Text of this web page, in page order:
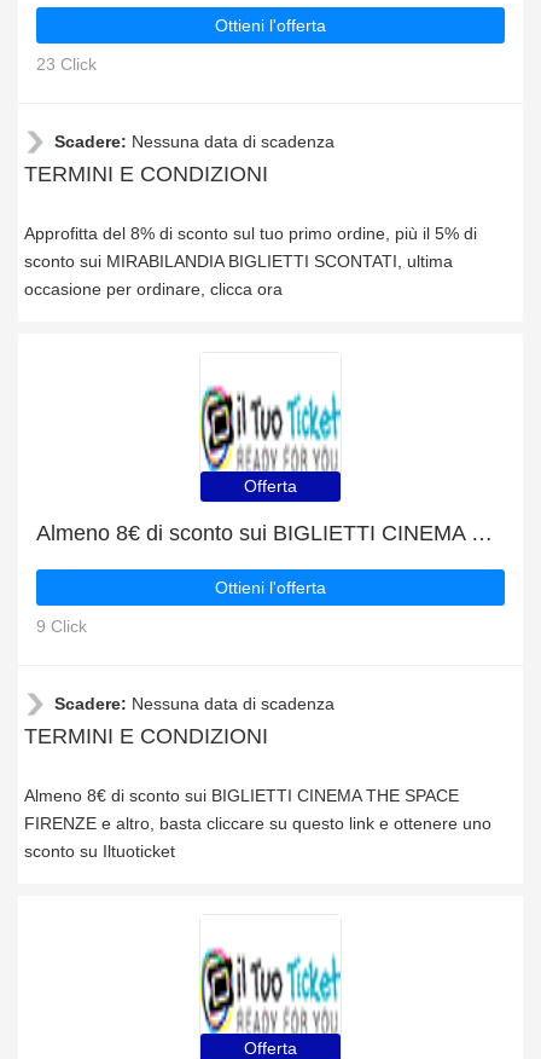
Ottieni l'offerta
23 Click
Scadere: Nessuna data di scadenza
TERMINI E CONDIZIONI
Approfitta del 8% di sconto sul tuo primo ordine, più il 5% di
sconto sui MIRABILANDIA BIGLIETTI SCONTATI, ultima
occasione per ordinare, clicca ora
Offerta
Almeno 8€ di sconto sui BIGLIETTI CINEMA THE SPACE FIRENZE e altro
Ottieni l'offerta
9 Click
Scadere: Nessuna data di scadenza
TERMINI E CONDIZIONI
Almeno 8€ di sconto sui BIGLIETTI CINEMA THE SPACE
FIRENZE e altro, basta cliccare su questo link e ottenere uno
sconto su Iltuoticket
Offerta